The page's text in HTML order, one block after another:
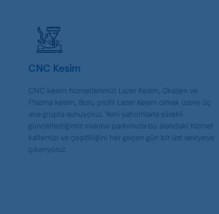
CNC Kesim
CNC kesim hizmetlerimizi Lazer Kesim, Oksijen ve
Plazma kesim, Boru profil Lazer Kesim olmak üzere üç
ana grupta sunuyoruz. Yeni yatırımlarla sürekli
güncellediğimiz makine parkımızla bu alandaki hizmet
kaltemizi ve çeşitliliğini her geçen gün bir üst seviyeye
çıkarıyoruz.